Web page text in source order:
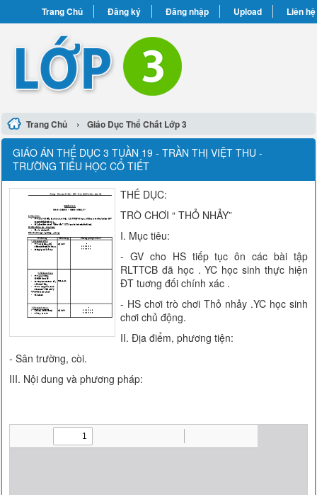
Trang Chủ Đăng ký Đăng nhập Upload Liên hệ
Trang Chủ › Giáo Dục Thể Chất Lớp 3
GIÁO ÁN THỂ DỤC 3 TUẦN 19 - TRẦN THỊ VIỆT THU -
TRƯỜNG TIỂU HỌC CỔ TIẾT
THỂ DỤC:
TRÒ CHƠI “ THỎ NHẢY”
I. Mục tiêu:
- GV cho HS tiếp tục ôn các bài tập
RLTTCB đã học . YC học sinh thực hiện
ĐT tuơng đối chính xác .
- HS chơi trò chơi Thỏ nhảy .YC học sinh
chơi chủ động.
II. Địa điểm, phương tiện:
- Sân trường, còi.
III. Nội dung và phương pháp: